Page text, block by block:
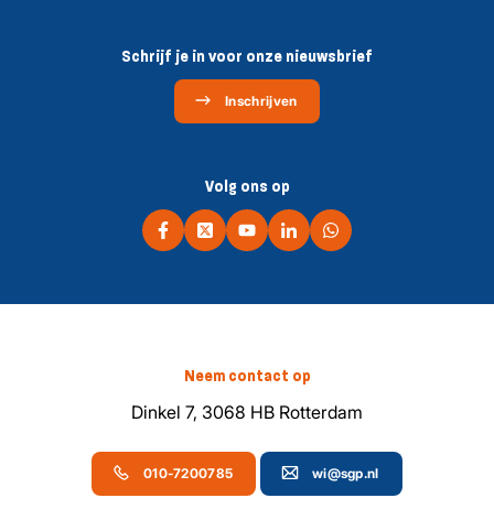
Schrijf je in voor onze nieuwsbrief
Inschrijven
Volg ons op
Neem contact op
Dinkel 7, 3068 HB Rotterdam
010-7200785 wi@sgp.nl